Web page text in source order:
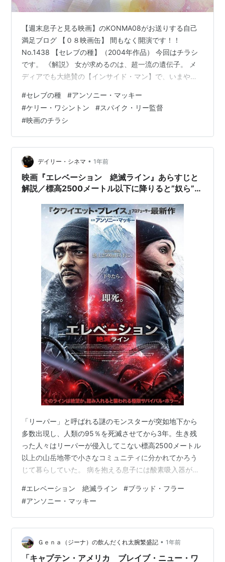
【週末息子と見る映画】のKONMA08がお送りする自己
満足ブログ 【０８映画缶】 間もなく開演です！！
No.1438 【セレブの種】（2004年作品） 今回はチラシ
です。 《解説》 女が求めるのは、超一流の遺伝子。 メ
ディアでも大絶賛の【インサイド・マン】で、いまやア
る社会派監督スパイク・リー。彼の最高傑作ともいえる
【25時】の次に手掛けたのが同じく彼のホームグラウン
ドN.Y.を舞台にした、更にセンセーショナルな内容の本
作だ。常にマイノリティーの視点から社会の歪みに鋭く
切り込んできた彼が今回題材に選んだのは昨今世界中で
話題になっている新たな生…
#セレブの種 #アンソニー・マッキー
#ケリー・ワシントン #スパイク・リー監督
#映画のチラシ
デイリー・シネマ • 1年前
映画『エレベーション 絶滅ライン』あらすじと
解説／標高2500メートル以下に降りると”奴ら”が
「リーパー」と呼ばれる謎のモンスターが突如地下から
多数出現し、人類の95％を死滅させてから3年。生き残
った人々はリーパーが侵入してこない標高2500メートル
以上の山岳地帯で小さなコミュニティに分かれてかろう
じて暮らしていた。 病を抱える息子には酸素吸入器が必
新しい酸素吸入器のある病院を目指し山を下りる決断を
するが・・・。 映画『エレベーション 絶滅ライン』は、
「クワイエット・プレイス」、「パージ」シリーズを手
掛けた名プロデューサー、ブラッド・フラーが『キャプ
テン・アメリカ：ブレイブ・ニュー・ワールド』などの
アンソニー・マッキーとタッグを組んだエ…
#エレベーション 絶滅ライン #ブラッド・フラー
#アンソニー・マッキー
Ｇｅｎａ（ジーナ）の飲んだくれ太腕繁盛記 • 1年前
「キャプテン・アメリカ ブレイブ・ニュー・ワ